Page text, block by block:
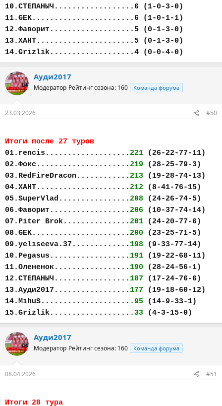
10.СТЕПАНЫЧ..................6 (1-0-3-0)
11.GEK.......................6 (1-0-1-1)
12.Фаворит...................5 (0-1-3-0)
13.ХАНТ......................5 (0-1-3-0)
14.Grizlik...................4 (0-0-4-0)
Ауди2017
Модератор Рейтинг сезона: 160 Команда форума
23.03.2026 #50
Итоги после 27 туров
01.rencis...................221 (26-22-77-11)
02.Фокс.....................219 (28-25-79-3)
03.RedFireDracon............213 (19-28-74-13)
04.ХАНТ.....................212 (8-41-76-15)
05.SuperVlad................208 (24-26-74-5)
06.Фаворит..................206 (10-37-74-14)
07.Piter Brok...............201 (24-20-77-6)
08.GEK......................200 (23-25-71-5)
09.yeliseeva.37............. 198 (9-33-77-14)
10.Pegasus.................. 191 (19-22-68-11)
11.Олененок................. 190 (28-24-56-1)
12.СТЕПАНЫЧ................. 187 (17-24-76-6)
13.Ауди2017................. 177 (19-18-60-12)
14.MihuS.................... .95 (14-9-33-1)
15.Grizlik.................. .33 (4-3-15-0)
Ауди2017
Модератор Рейтинг сезона: 160 Команда форума
08.04.2026 #51
Итоги 28 тура